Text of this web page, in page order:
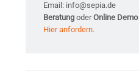
Email: info@sepia.de
Beratung oderOnline Demo
Hier anfordern.